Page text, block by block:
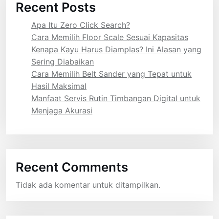
Recent Posts
Apa Itu Zero Click Search?
Cara Memilih Floor Scale Sesuai Kapasitas
Kenapa Kayu Harus Diamplas? Ini Alasan yang
Sering Diabaikan
Cara Memilih Belt Sander yang Tepat untuk
Hasil Maksimal
Manfaat Servis Rutin Timbangan Digital untuk
Menjaga Akurasi
Recent Comments
Tidak ada komentar untuk ditampilkan.